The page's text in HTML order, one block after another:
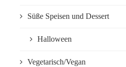
Süße Speisen und Dessert
Halloween
Vegetarisch/Vegan